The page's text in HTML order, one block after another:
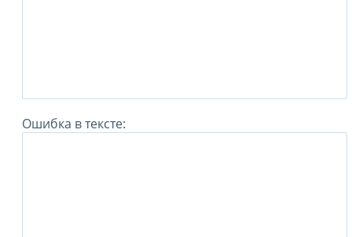
Ошибка в тексте: